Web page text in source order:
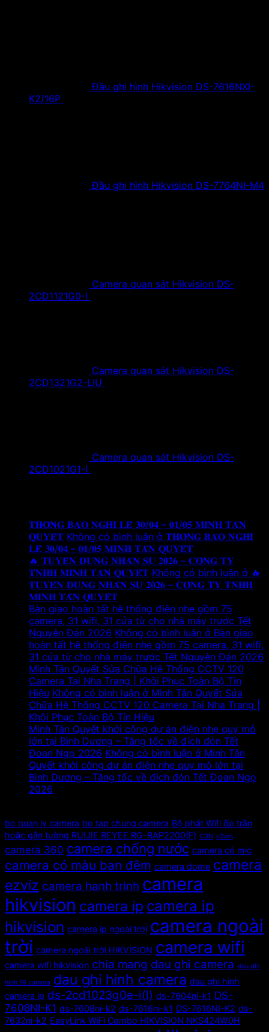
Đầu ghi hình Hikvision DS-7616NXI-
K2/16P
Đầu ghi hình Hikvision DS-7764NI-M4
Camera quan sát Hikvision DS-
2CD1121G0-I
Camera quan sát Hikvision DS-
2CD1321G2-LIU
Camera quan sát Hikvision DS-
2CD1021G1-I
𝐓𝐇𝐎̂𝐍𝐆 𝐁𝐀́𝐎 𝐍𝐆𝐇𝐈̉ 𝐋𝐄̂̃ 𝟑𝟎/𝟎𝟒 – 𝟎𝟏/𝟎𝟓 𝐌𝐈𝐍𝐇 𝐓𝐀̂𝐍
𝐐𝐔𝐘𝐄̂́𝐓 Không có bình luận ở 𝐓𝐇𝐎̂𝐍𝐆 𝐁𝐀́𝐎 𝐍𝐆𝐇𝐈̉
𝐋𝐄̂̃ 𝟑𝟎/𝟎𝟒 – 𝟎𝟏/𝟎𝟓 𝐌𝐈𝐍𝐇 𝐓𝐀̂𝐍 𝐐𝐔𝐘𝐄̂́𝐓
🔥 𝐓𝐔𝐘𝐄̂̉𝐍 𝐃𝐔̣𝐍𝐆 𝐍𝐇𝐀̂𝐍 𝐒𝐔̛̣ 𝟐𝟎𝟐𝟔 – 𝐂𝐎̂𝐍𝐆 𝐓𝐘
𝐓𝐍𝐇𝐇 𝐌𝐈𝐍𝐇 𝐓𝐀̂𝐍 𝐐𝐔𝐘𝐄̂́𝐓 Không có bình luận ở 🔥
𝐓𝐔𝐘𝐄̂̉𝐍 𝐃𝐔̣𝐍𝐆 𝐍𝐇𝐀̂𝐍 𝐒𝐔̛̣ 𝟐𝟎𝟐𝟔 – 𝐂𝐎̂𝐍𝐆 𝐓𝐘 𝐓𝐍𝐇𝐇
𝐌𝐈𝐍𝐇 𝐓𝐀̂𝐍 𝐐𝐔𝐘𝐄̂́𝐓
Bàn giao hoàn tất hệ thống điện nhẹ gồm 75
camera, 31 wifi, 31 cửa từ cho nhà máy trước Tết
Nguyên Đán 2026 Không có bình luận ở Bàn giao
hoàn tất hệ thống điện nhẹ gồm 75 camera, 31 wifi,
31 cửa từ cho nhà máy trước Tết Nguyên Đán 2026
Minh Tân Quyết Sửa Chữa Hệ Thống CCTV 120
Camera Tại Nha Trang | Khôi Phục Toàn Bộ Tín
Hiệu Không có bình luận ở Minh Tân Quyết Sửa
Chữa Hệ Thống CCTV 120 Camera Tại Nha Trang |
Khôi Phục Toàn Bộ Tín Hiệu
Minh Tân Quyết khởi công dự án điện nhẹ quy mô
lớn tại Bình Dương – Tăng tốc về đích đón Tết
Đoan Ngọ 2026 Không có bình luận ở Minh Tân
Quyết khởi công dự án điện nhẹ quy mô lớn tại
Bình Dương – Tăng tốc về đích đón Tết Đoan Ngọ
2026
bo quan ly camera bo tap chung camera Bộ phát Wifi ốp trần
hoặc gắn tường RUIJIE REYEE RG-RAP2200(F) C3N c3wn
camera 360 camera chống nước camera có mic
camera có màu ban đêm camera dome camera
ezviz camera hanh trinh camera
hikvision camera ip camera ip
hikvision camera ip ngoài trời camera ngoài
trời camera ngoài trời HIKVISION camera wifi
camera wifi hikvision chia mạng dau ghi camera dau ghi
hinh 16 camera dau ghi hinh camera dau ghi hinh
camera ip ds-2cd1023g0e-i(l) ds-7604ni-k1 DS-
7608NI-K1 ds-7608ni-k2 ds-7616ni-k1 DS-7616NI-K2 ds-
7632ni-k2 EasyLink WiFi Combo HIKVISION NKS424W0H